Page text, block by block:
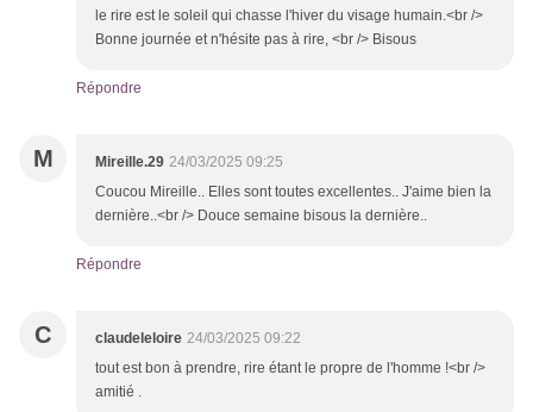
le rire est le soleil qui chasse l'hiver du visage humain.<br />
Bonne journée et n'hésite pas à rire, <br /> Bisous
Répondre
M Mireille.29 24/03/2025 09:25
Coucou Mireille.. Elles sont toutes excellentes.. J'aime bien la
dernière..<br /> Douce semaine bisous la dernière..
Répondre
C claudeleloire 24/03/2025 09:22
tout est bon à prendre, rire étant le propre de l'homme !<br />
amitié .